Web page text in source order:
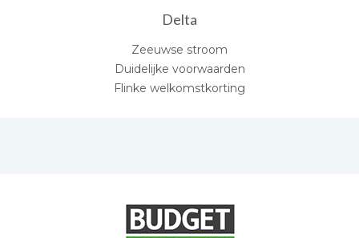
Delta
Zeeuwse stroom
Duidelijke voorwaarden
Flinke welkomstkorting